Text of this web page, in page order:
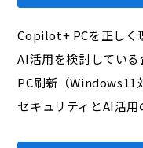
Copilot+ PCを正しく
AI活用を検討してい
PC刷新（Windows11
セキュリティとAI活